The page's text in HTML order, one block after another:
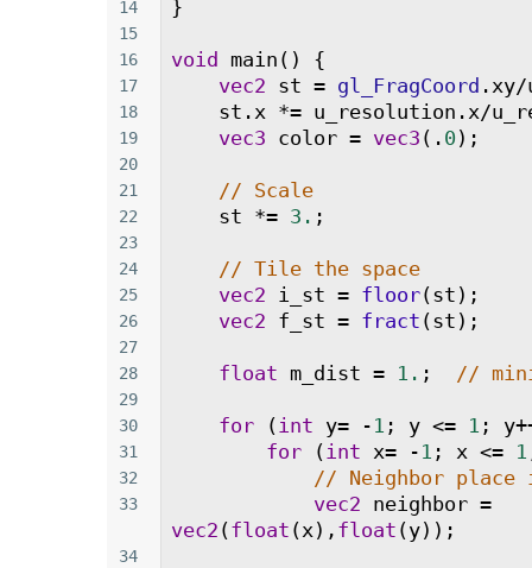
14 }
15
16
void main () {
17 vec2 st = gl_FragCoord . xy/
18 st . x *= u_resolution . x/
19 vec3 color = vec3 (. 0 );
20
21
// Scale
22 st *= 3. ;
23
24
// Tile the space
25 vec2 i_st = floor(st );
26 vec2 f_st = fract (st );
27
28
float m_dist = 1. ; //
29
30
for (int y= - 1 ; y <= 1 ; y
31 for (int x= - 1 ; x <= 1
32 // Neighbor
33 vec2 neighbor =
vec2 (float (x), float (y));
34